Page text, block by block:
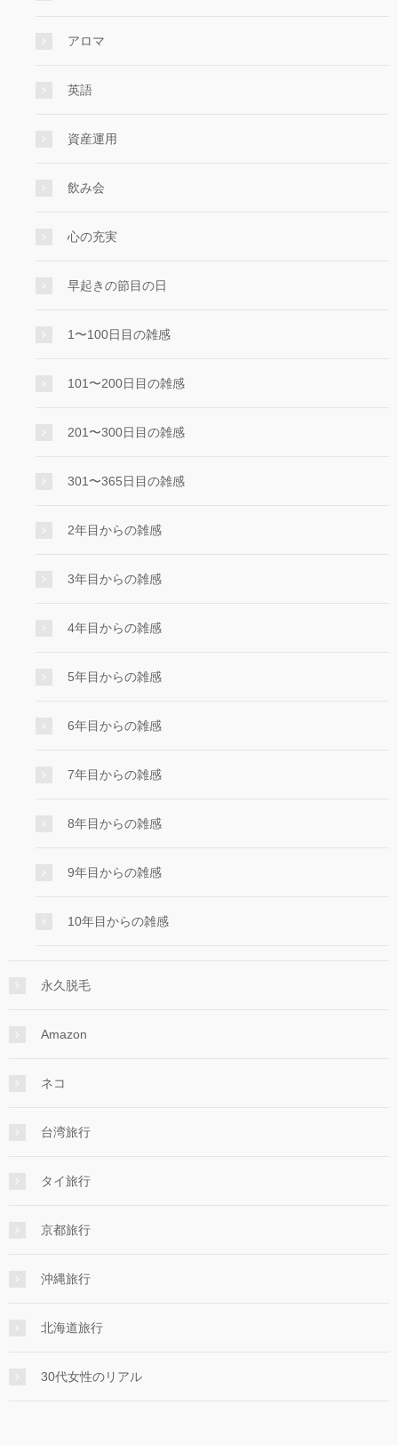
アロマ
英語
資産運用
飲み会
心の充実
早起きの節目の日
1〜100日目の雑感
101〜200日目の雑感
201〜300日目の雑感
301〜365日目の雑感
2年目からの雑感
3年目からの雑感
4年目からの雑感
5年目からの雑感
6年目からの雑感
7年目からの雑感
8年目からの雑感
9年目からの雑感
10年目からの雑感
永久脱毛
Amazon
ネコ
台湾旅行
タイ旅行
京都旅行
沖縄旅行
北海道旅行
30代女性のリアル